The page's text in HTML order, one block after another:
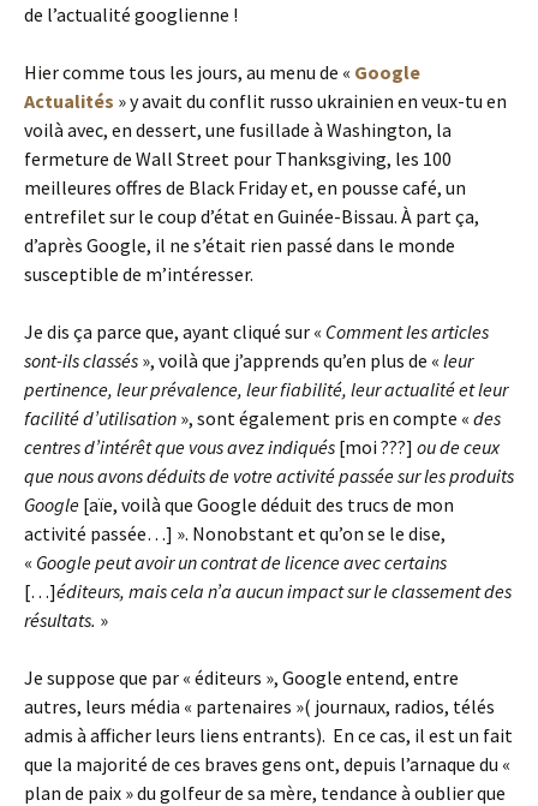
de l’actualité googlienne !
Hier comme tous les jours, au menu de « Google
Actualités » y avait du conflit russo ukrainien en veux-tu en
voilà avec, en dessert, une fusillade à Washington, la
fermeture de Wall Street pour Thanksgiving, les 100
meilleures offres de Black Friday et, en pousse café, un
entrefilet sur le coup d’état en Guinée-Bissau. À part ça,
d’après Google, il ne s’était rien passé dans le monde
susceptible de m’intéresser.
Je dis ça parce que, ayant cliqué sur « Comment les articles
sont-ils classés », voilà que j’apprends qu’en plus de « leur
pertinence, leur prévalence, leur fiabilité, leur actualité et leur
facilité d’utilisation », sont également pris en compte « des
centres d’intérêt que vous avez indiqués [moi ???] ou de ceux
que nous avons déduits de votre activité passée sur les produits
Google [aïe, voilà que Google déduit des trucs de mon
activité passée…] ». Nonobstant et qu’on se le dise,
« Google peut avoir un contrat de licence avec certains
[…]éditeurs, mais cela n’a aucun impact sur le classement des
résultats. »
Je suppose que par « éditeurs », Google entend, entre
autres, leurs média « partenaires »( journaux, radios, télés
admis à afficher leurs liens entrants). En ce cas, il est un fait
que la majorité de ces braves gens ont, depuis l’arnaque du «
plan de paix » du golfeur de sa mère, tendance à oublier que